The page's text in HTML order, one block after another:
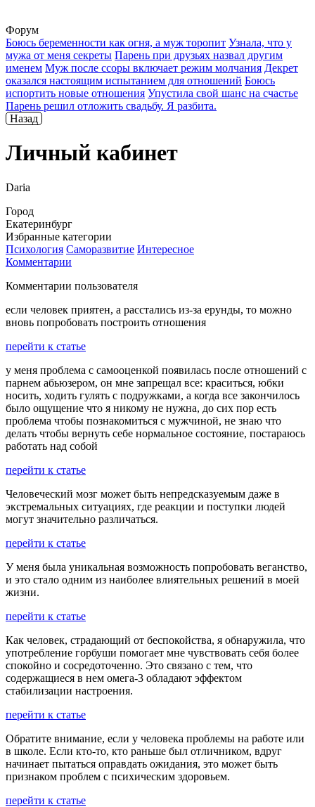
Форум
Боюсь беременности как огня, а муж торопит Узнала, что у
мужа от меня секреты Парень при друзьях назвал другим
именем Муж после ссоры включает режим молчания Декрет
оказался настоящим испытанием для отношений Боюсь
испортить новые отношения Упустила свой шанс на счастье
Парень решил отложить свадьбу. Я разбита.
Назад
Личный кабинет
Daria
Город
Екатеринбург
Избранные категории
Психология Саморазвитие Интересное
Комментарии
Комментарии пользователя
если человек приятен, а расстались из-за ерунды, то можно
вновь попробовать построить отношения
перейти к статье
у меня проблема с самооценкой появилась после отношений с
парнем абьюзером, он мне запрещал все: краситься, юбки
носить, ходить гулять с подружками, а когда все закончилось
было ощущение что я никому не нужна, до сих пор есть
проблема чтобы познакомиться с мужчиной, не знаю что
делать чтобы вернуть себе нормальное состояние, постараюсь
работать над собой
перейти к статье
Человеческий мозг может быть непредсказуемым даже в
экстремальных ситуациях, где реакции и поступки людей
могут значительно различаться.
перейти к статье
У меня была уникальная возможность попробовать веганство,
и это стало одним из наиболее влиятельных решений в моей
жизни.
перейти к статье
Как человек, страдающий от беспокойства, я обнаружила, что
употребление горбуши помогает мне чувствовать себя более
спокойно и сосредоточенно. Это связано с тем, что
содержащиеся в нем омега-3 обладают эффектом
стабилизации настроения.
перейти к статье
Обратите внимание, если у человека проблемы на работе или
в школе. Если кто-то, кто раньше был отличником, вдруг
начинает пытаться оправдать ожидания, это может быть
признаком проблем с психическим здоровьем.
перейти к статье